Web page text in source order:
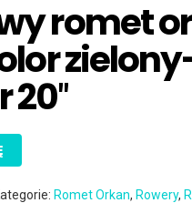
romet
Romet Orkan, Rowery,